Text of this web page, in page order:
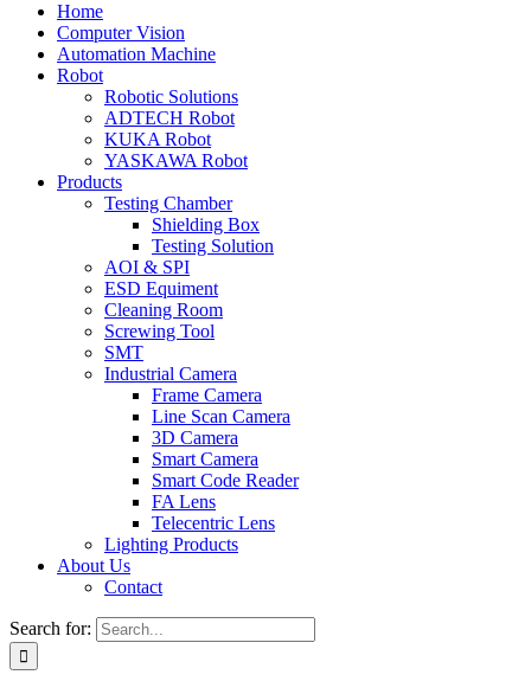
Home
Computer Vision
Automation Machine
Robot
Robotic Solutions
ADTECH Robot
KUKA Robot
YASKAWA Robot
Products
Testing Chamber
Shielding Box
Testing Solution
AOI & SPI
ESD Equiment
Cleaning Room
Screwing Tool
SMT
Industrial Camera
Frame Camera
Line Scan Camera
3D Camera
Smart Camera
Smart Code Reader
FA Lens
Telecentric Lens
Lighting Products
About Us
Contact
Search for: